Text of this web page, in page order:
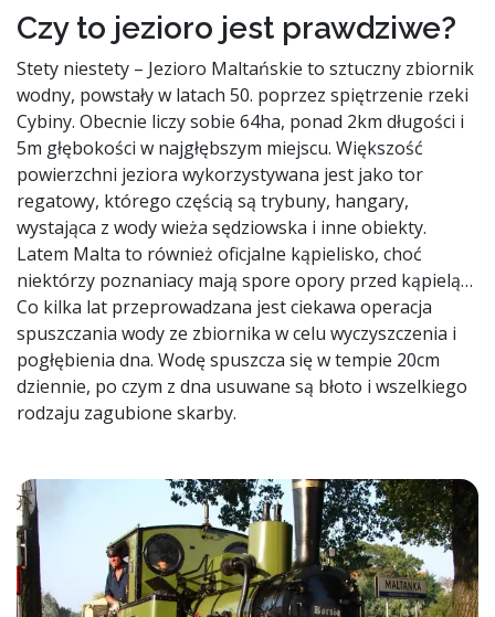
Czy to jezioro jest prawdziwe?
Stety niestety – Jezioro Maltańskie to sztuczny zbiornik
wodny, powstały w latach 50. poprzez spiętrzenie rzeki
Cybiny. Obecnie liczy sobie 64ha, ponad 2km długości i
5m głębokości w najgłębszym miejscu. Większość
powierzchni jeziora wykorzystywana jest jako tor
regatowy, którego częścią są trybuny, hangary,
wystająca z wody wieża sędziowska i inne obiekty.
Latem Malta to również oficjalne kąpielisko, choć
niektórzy poznaniacy mają spore opory przed kąpielą…
Co kilka lat przeprowadzana jest ciekawa operacja
spuszczania wody ze zbiornika w celu wyczyszczenia i
pogłębienia dna. Wodę spuszcza się w tempie 20cm
dziennie, po czym z dna usuwane są błoto i wszelkiego
rodzaju zagubione skarby.